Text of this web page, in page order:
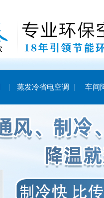
蒸发冷省电空调 车间